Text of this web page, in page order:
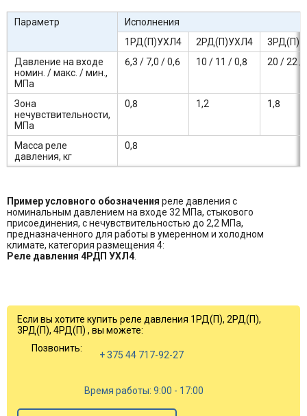
Параметр
Исполнения
1РД(П)УХЛ4
2РД(П)УХЛ4
Давление на входе
номин. / макс. / мин.,
МПа
6,3 / 7,0 / 0,6 10 / 11 / 0,8 20 / 22 /
Зона
нечувствительности,
МПа
0,8 1,2 1,8
Масса реле
давления, кг
0,8
Пример условного обозначения реле давления с
номинальным давлением на входе 32 МПа, стыкового
присоединения, с нечувствительностью до 2,2 МПа,
предназначенного для работы в умеренном и холодном
климате, категория размещения 4:
Реле давления 4РДП УХЛ4.
Если вы хотите купить реле давления 1РД(П), 2РД(П),
3РД(П), 4РД(П) , вы можете:
Позвонить:
+ 375 44 717-92-27
Время работы: 9:00 - 17:00